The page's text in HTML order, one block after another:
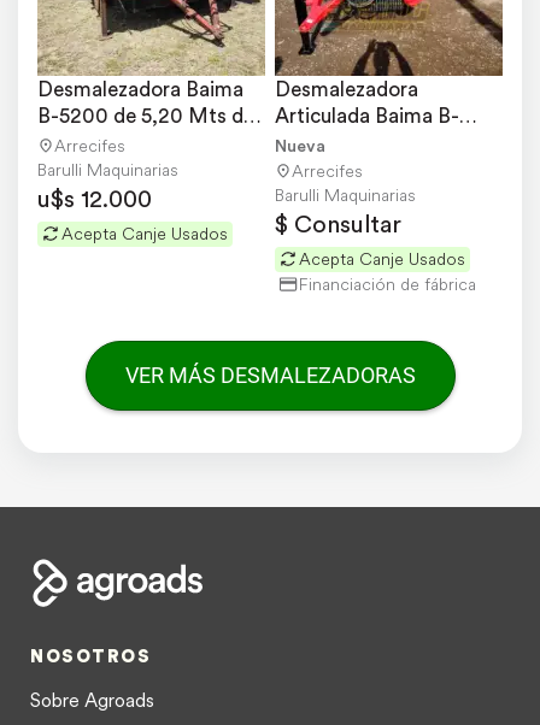
Desmalezadora Baima
B-5200 de 5,20 Mts de
Ancho de Labor
Arrecifes
Barulli Maquinarias
u$s 12.000
Acepta Canje Usados
Desmalezadora
Articulada Baima B-
4300 Nuevo
Nueva
Arrecifes
Barulli Maquinarias
$ Consultar
Acepta Canje Usados
Financiación de fábrica
VER MÁS DESMALEZADORAS
NOSOTROS
Sobre Agroads